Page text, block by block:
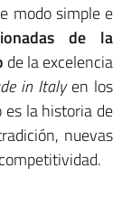
modo simple e
de la
de la excelencia
in Italyen los
es la historia de
nuevas